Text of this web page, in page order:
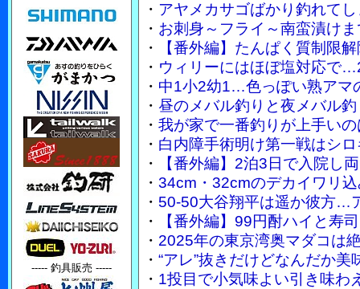
・ アヤメカサゴばかり釣れて
・ お刺身～フライ～南蛮漬け
・
【番外編】たんぱく質制限
・ ウィリーにはほぼ塩対応で
・ 中1小2幼1…色っぽい熟アマ
・ 昼のメバル釣りと夜メバル
・ 我が家で一番釣りが上手い
・ 白内障手術明け第一戦はシ
・
【番外編】2泊3日で入院し
・ 34cm・32cmのデカイワリ
・ 50-50大谷翔平は遥か彼方…
・
【番外編】99円酎ハイと寿
・ 2025年の東京湾奥マダコは
・ “アレ”抜きだけどなんだか
・ 1投目で小気味よい引き味わ
----- 釣具販売 -----